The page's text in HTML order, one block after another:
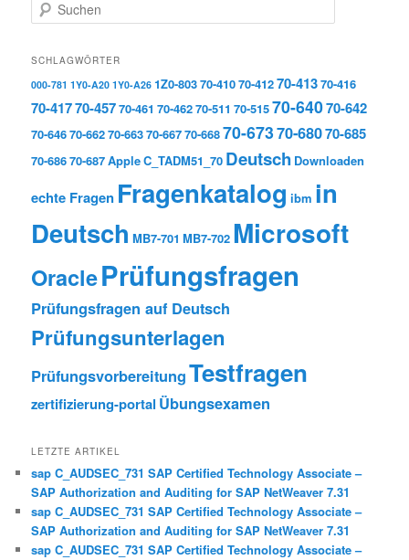
Suchen
SCHLAGWÖRTER
000-781 1Y0-A20 1Y0-A26 1Z0-80370-41070-41270-41370-416
70-41770-45770-461 70-46270-511 70-51570-64070-642
70-64670-66270-66370-66770-66870-67370-68070-685
70-68670-687AppleC_TADM51_70 Deutsch Downloaden
echte Fragen Fragenkatalog ibm in
Deutsch MB7-701 MB7-702 Microsoft
OraclePrüfungsfragen
Prüfungsfragen auf Deutsch
Prüfungsunterlagen
PrüfungsvorbereitungTestfragen
zertifizierung-portal Übungsexamen
LETZTE ARTIKEL
sap C_AUDSEC_731 SAP Certified Technology Associate –
SAP Authorization and Auditing for SAP NetWeaver 7.31
sap C_AUDSEC_731 SAP Certified Technology Associate –
SAP Authorization and Auditing for SAP NetWeaver 7.31
sap C_AUDSEC_731 SAP Certified Technology Associate –